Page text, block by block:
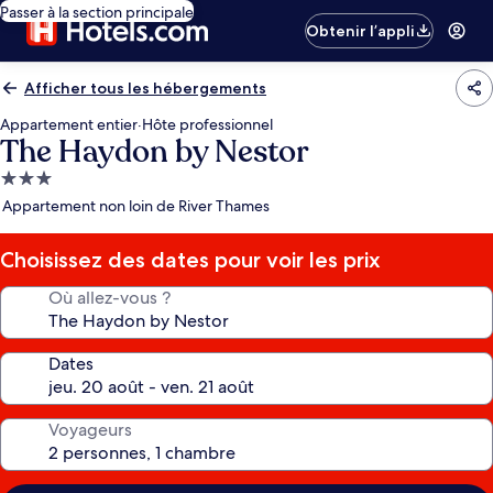
Passer à la section principale
Obtenir l’appli
Afficher tous les hébergements
Appartement entier·Hôte professionnel
The Haydon by Nestor
Hébergement
3.0 étoiles
Appartement non loin de River Thames
Choisissez des dates pour voir les prix
Où allez-vous ?
Dates
Voyageurs